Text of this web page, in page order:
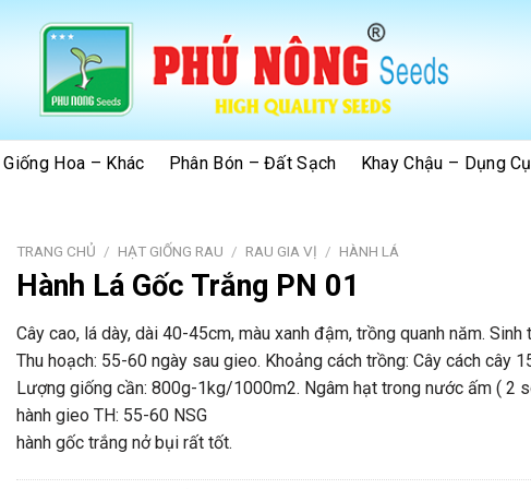
Hoa – Khác Phân Bón – Đất Sạch Khay Chậu – Dụng Cụ
TRANG CHỦ / HẠT GIỐNG RAU / RAU GIA VỊ / HÀNH LÁ
Hành Lá Gốc Trắng PN 01
Cây cao, lá dày, dài 40-45cm, màu xanh đậm, trồng quanh năm.
Thu hoạch: 55-60 ngày sau gieo. Khoảng cách trồng: Cây cách cây
Lượng giống cần: 800g-1kg/1000m2. Ngâm hạt trong nước ấm ( 2
hành gieo TH: 55-60 NSG
hành gốc trắng nở bụi rất tốt.